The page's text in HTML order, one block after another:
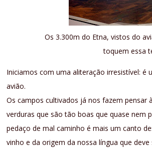
Os 3.300m do Etna, vistos do
toquem essa
Iniciamos com uma aliteração irresistível:
avião.
Os campos cultivados já nos fazem
verduras que são tão boas que quase nem
pedaço de mal caminho é mais um canto
vinho e da origem da nossa língua que